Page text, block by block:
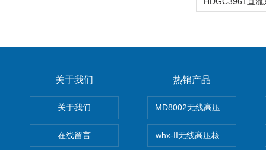
关于我们
关于我们
在线留言
热销产品
MD8002无线高压核相仪
whx-II无线高压核相仪